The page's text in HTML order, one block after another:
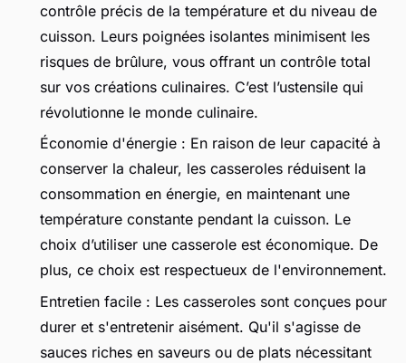
contrôle précis de la température et du niveau de
cuisson. Leurs poignées isolantes minimisent les
risques de brûlure, vous offrant un contrôle total
sur vos créations culinaires. C’est l’ustensile qui
révolutionne le monde culinaire.
Économie d'énergie : En raison de leur capacité à
conserver la chaleur, les casseroles réduisent la
consommation en énergie, en maintenant une
température constante pendant la cuisson. Le
choix d’utiliser une casserole est économique. De
plus, ce choix est respectueux de l'environnement.
Entretien facile : Les casseroles sont conçues pour
durer et s'entretenir aisément. Qu'il s'agisse de
sauces riches en saveurs ou de plats nécessitant